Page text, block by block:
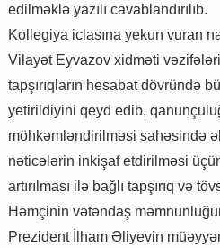
edilməklə yazılı cavablandırılıb.
Kollegiya iclasına yekun vuran
Vilayət Eyvazov xidməti
tapşırıqların hesabat dövründə
yetirildiyini qeyd edib,
möhkəmləndirilməsi sahəsində
nəticələrin inkişaf etdirilməsi
artırılması ilə bağlı tapşırıq və
Həmçinin vətəndaş
Prezident İlham Əliyevin